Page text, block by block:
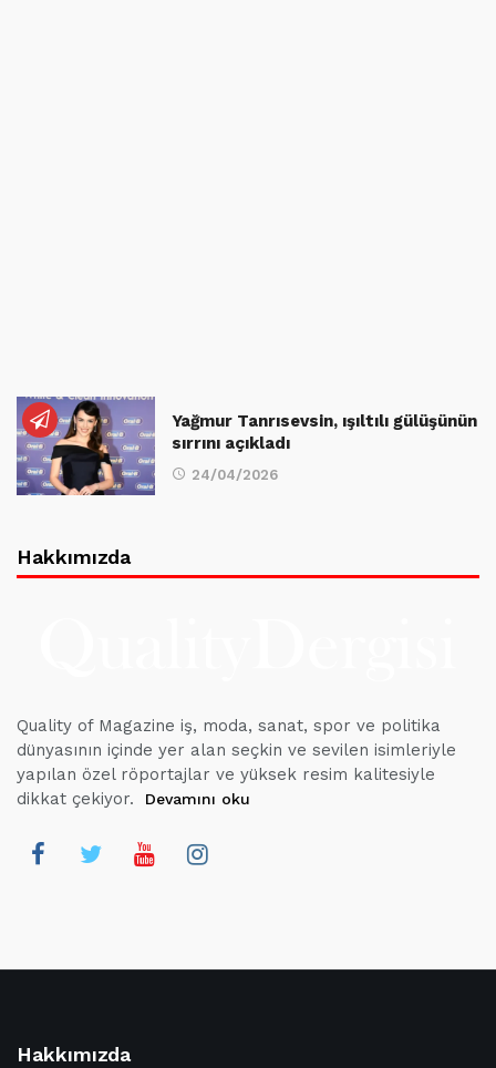
Yağmur Tanrısevsin, ışıltılı gülüşünün
sırrını açıkladı
24/04/2026
Hakkımızda
Quality of Magazine iş, moda, sanat, spor ve politika
dünyasının içinde yer alan seçkin ve sevilen isimleriyle
yapılan özel röportajlar ve yüksek resim kalitesiyle
dikkat çekiyor.
Devamını oku
Hakkımızda